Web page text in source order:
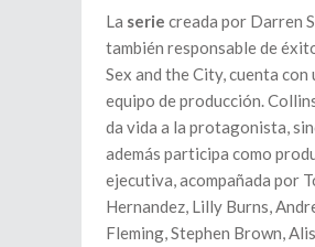
La serie creada por Darren
también responsable de
Sex and the City, cuenta con
equipo de producción.
da vida a la protagonista,
además participa como
ejecutiva, acompañada por
Hernandez, Lilly Burns,
Fleming, Stephen Brown,